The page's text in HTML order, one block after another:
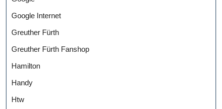
Google Internet
Greuther Fürth
Greuther Fürth Fanshop
Hamilton
Handy
Htw